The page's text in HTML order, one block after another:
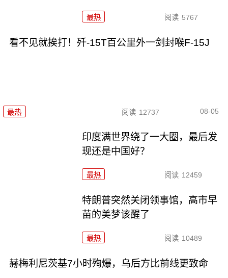
最热 阅读 5767
看不见就挨打！歼-15T百公里外一剑封喉F-15J
最热 阅读 12737 08-05
印度满世界绕了一大圈，最后发
现还是中国好？
最热 阅读 12459
特朗普突然关闭领事馆，高市早
苗的美梦该醒了
最热 阅读 10489
赫梅利尼茨基7小时殉爆，乌后方比前线更致命